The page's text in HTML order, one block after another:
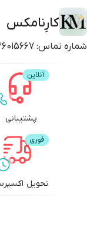
کارِنامکس
شماره تماس:
پشتیبانی
تحویل